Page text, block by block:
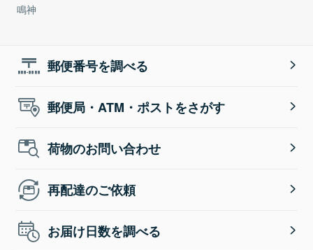
鳴神
郵便番号を調べる
郵便局・ATM・ポストをさがす
荷物のお問い合わせ
再配達のご依頼
お届け日数を調べる